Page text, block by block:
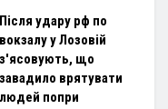
Після удару рф по
вокзалу у Лозовій
з'ясовують, що
завадило врятувати
людей попри